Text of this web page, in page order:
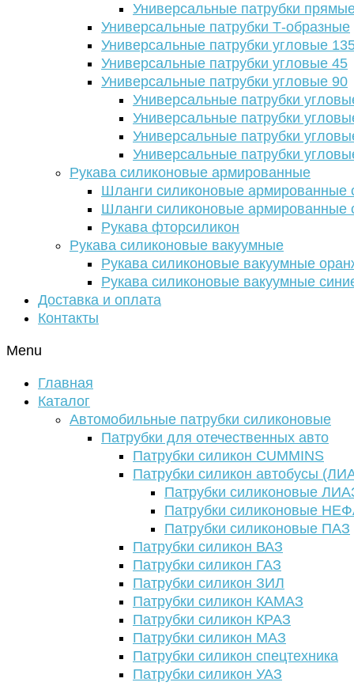
Универсальные патрубки
Универсальные патрубки Т-образные
Универсальные патрубки угловые
Универсальные патрубки угловые 45
Универсальные патрубки угловые 90
Универсальные патрубки
Универсальные патрубки
Универсальные патрубки
Универсальные патрубки
Рукава силиконовые армированные
Шланги силиконовые армированные
Шланги силиконовые армированные
Рукава фторсиликон
Рукава силиконовые вакуумные
Рукава силиконовые вакуумные
Рукава силиконовые вакуумные
Доставка и оплата
Контакты
Menu
Главная
Каталог
Автомобильные патрубки силиконовые
Патрубки для отечественных авто
Патрубки силикон CUMMINS
Патрубки силикон автобусы
Патрубки силиконовые
Патрубки силиконовые
Патрубки силиконовые ПАЗ
Патрубки силикон ВАЗ
Патрубки силикон ГАЗ
Патрубки силикон ЗИЛ
Патрубки силикон КАМАЗ
Патрубки силикон КРАЗ
Патрубки силикон МАЗ
Патрубки силикон спецтехника
Патрубки силикон УАЗ